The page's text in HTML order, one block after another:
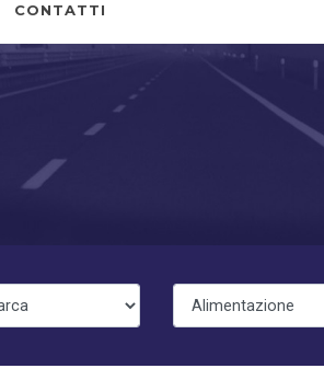
CONTATTI